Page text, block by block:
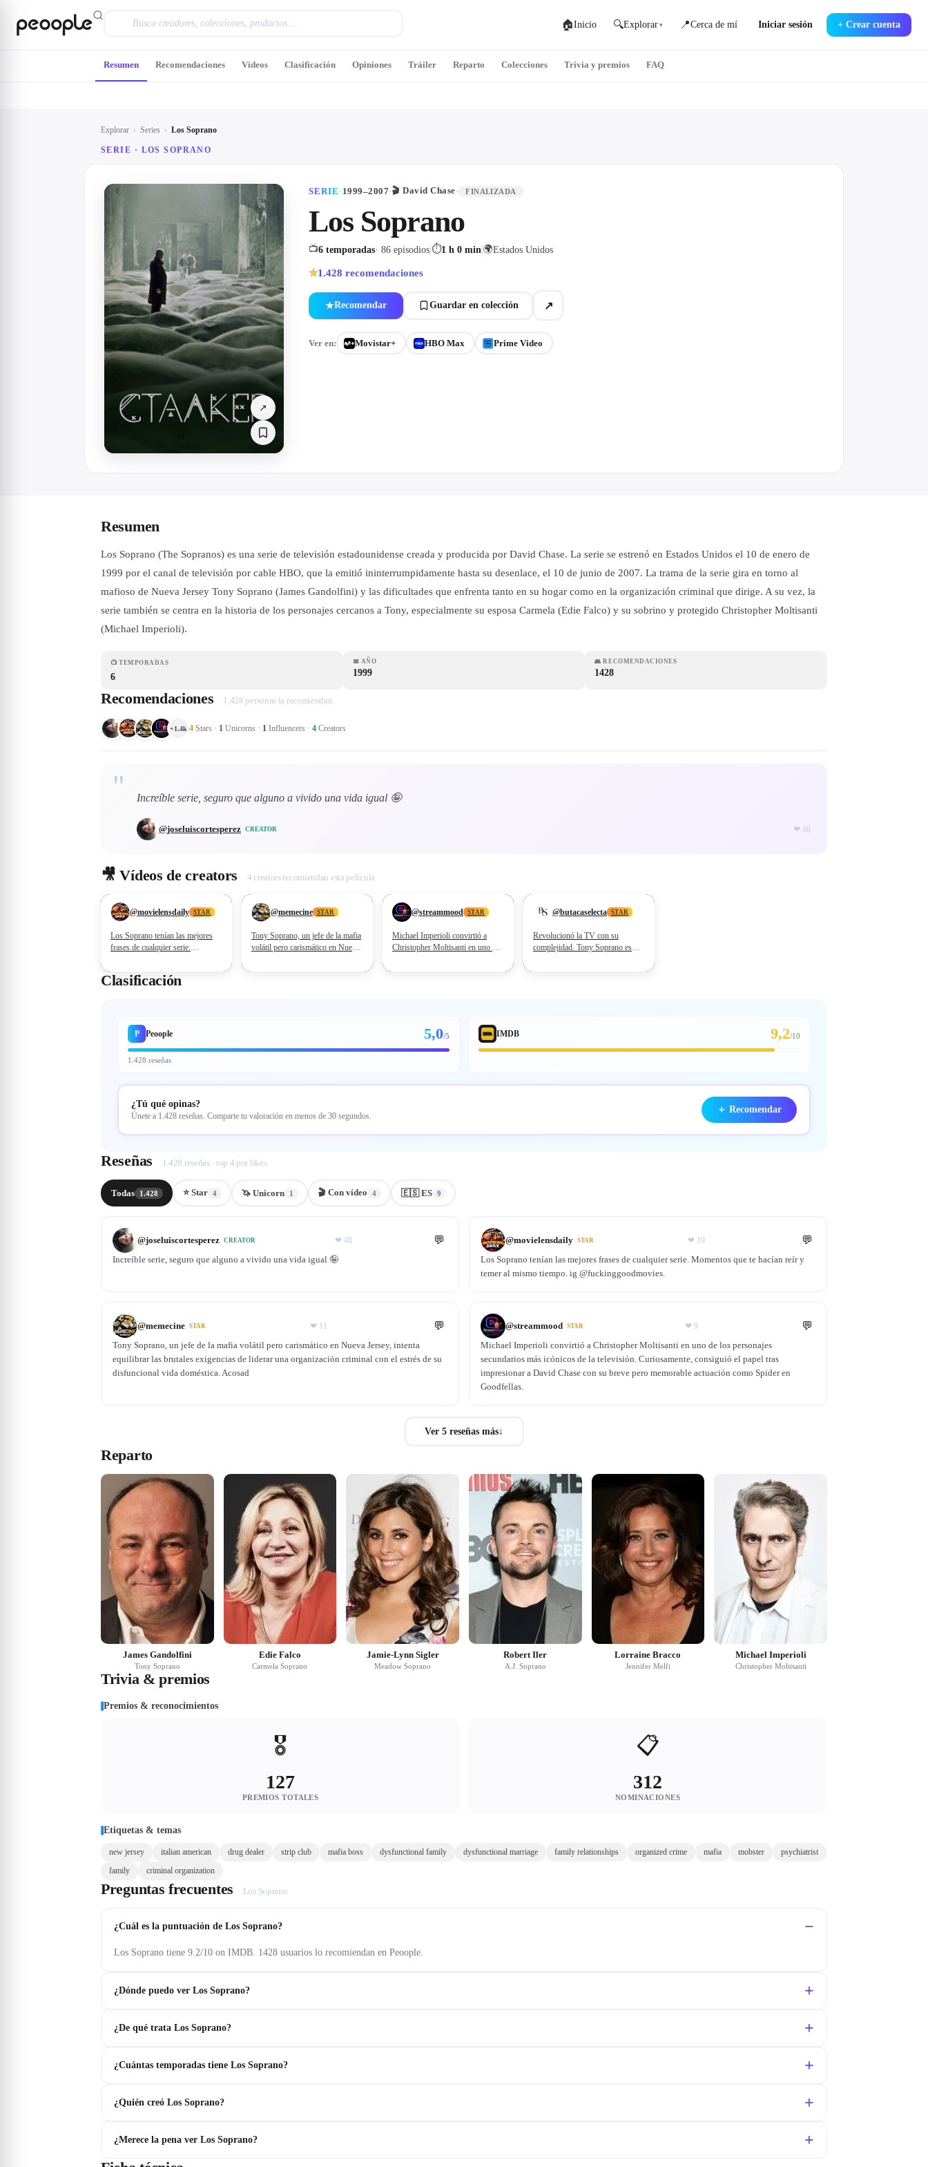
🏠Inicio 🔍Explorar ▾ 📍Cerca de mí Iniciar sesión + Crear cuenta
Explorar › Series › Los Soprano
SERIE · LOS SOPRANO
↗
SERIE · 1999–2007·🎬 David Chase· FINALIZADA
Los Soprano
📺6 temporadas· 86 episodios ⏱1 h 0 min 🌍Estados Unidos
★1.428 recomendaciones
★Recomendar Guardar en colección ↗
Ver en: Movistar+ HBO Max Prime Video
Resumen Recomendaciones Vídeos Clasificación Opiniones Tráiler Reparto Colecciones Trivia y premios FAQ
Resumen
Los Soprano (The Sopranos) es una serie de televisión estadounidense creada y producida por David Chase. La serie se estrenó en Estados Unidos el 10 de enero de
1999 por el canal de televisión por cable HBO, que la emitió ininterrumpidamente hasta su desenlace, el 10 de junio de 2007. La trama de la serie gira en torno al
mafioso de Nueva Jersey Tony Soprano (James Gandolfini) y las dificultades que enfrenta tanto en su hogar como en la organización criminal que dirige. A su vez, la
serie también se centra en la historia de los personajes cercanos a Tony, especialmente su esposa Carmela (Edie Falco) y su sobrino y protegido Christopher Moltisanti
(Michael Imperioli).
📺 TEMPORADAS
6
📅 AÑO
1999
👥 RECOMENDACIONES
1428
Recomendaciones 1.428 personas la recomiendan
+1.4k 4 Stars · 1 Unicorns · 1 Influencers · 4 Creators
" Increíble serie, seguro que alguno a vivido una vida igual 🤪
@joseluiscortesperez CREATOR ❤ 48
🎥Vídeos de creators 4 creators recomiendan esta película
❤ 19
@movielensdaily STAR
Los Soprano tenían las mejores
frases de cualquier serie.
@fuckinggoodmovies.
❤11
@memecine STAR
Tony Soprano, un jefe de la mafia
volátil pero carismático en Nueva
@streammood STAR
Michael Imperioli convirtió a
Christopher Moltisanti en uno de
Goodfellas.
@butacaselecta STAR
Revolucionó la TV con su
complejidad. Tony Soprano es
Clasificación
P Peoople 5,0/5
1.428 reseñas
IMDB 9,2/10
¿Tú qué opinas?
Únete a 1.428 reseñas. Comparte tu valoración en menos de 30 segundos.
＋ Recomendar
Reseñas 1.428 reseñas · top 4 por likes
Todas 1.428 ⭐ Star 4 🦄 Unicorn 1 🎬 Con vídeo 4 🇪🇸 ES 9
@joseluiscortesperez CREATOR ❤ 48 💬
Increíble serie, seguro que alguno a vivido una vida igual 🤪
@movielensdaily STAR ❤ 19 💬
Los Soprano tenían las mejores frases de cualquier serie. Momentos que te hacían reír y
temer al mismo tiempo. ig @fuckinggoodmovies.
@memecine STAR ❤ 11 💬
Tony Soprano, un jefe de la mafia volátil pero carismático en Nueva Jersey, intenta
equilibrar las brutales exigencias de liderar una organización criminal con el estrés de su
disfuncional vida doméstica. Acosad
@streammood STAR ❤ 9 💬
Michael Imperioli convirtió a Christopher Moltisanti en uno de los personajes
secundarios más icónicos de la televisión. Curiosamente, consiguió el papel tras
impresionar a David Chase con su breve pero memorable actuación como Spider en
Goodfellas.
Ver 5 reseñas más↓
Reparto
James Gandolfini
Tony Soprano
Edie Falco
Carmela Soprano
Jamie-Lynn Sigler
Meadow Soprano
Robert Iler
A.J. Soprano
Lorraine Bracco
Jennifer Melfi
Michael Imperioli
Christopher Moltisanti
Trivia & premios
Premios & reconocimientos
🎖️
127
PREMIOS TOTALES
📋
312
NOMINACIONES
Etiquetas & temas
new jersey italian american drug dealer strip club mafia boss dysfunctional family dysfunctional marriage family relationships organized crime mafia mobster
psychiatrist
family
criminal organization
Preguntas frecuentes Los Soprano
¿Cuál es la puntuación de Los Soprano?
Los Soprano tiene 9.2/10 on IMDB. 1428 usuarios lo recomiendan en Peoople.
¿Dónde puedo ver Los Soprano?
¿De qué trata Los Soprano?
¿Cuántas temporadas tiene Los Soprano?
¿Quién creó Los Soprano?
¿Merece la pena ver Los Soprano?